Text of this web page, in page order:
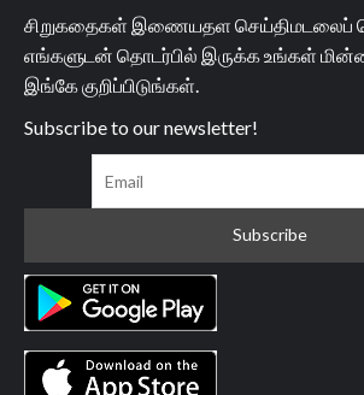
சிறுகதைகள் இணையதள செய்திமடலைப்
எங்களுடன் தொடர்பில் இருக்க உங்கள்
இங்கே குறிப்பிடுங்கள்.
Subscribe to our newsletter!